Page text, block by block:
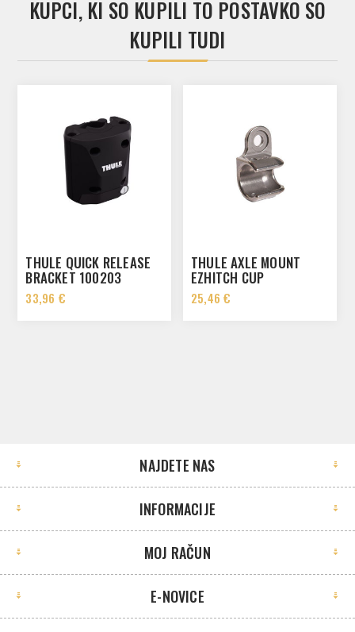
KUPCI, KI SO KUPILI TO POSTAVKO SO
KUPILI TUDI
THULE QUICK RELEASE
BRACKET 100203
33,96 €
THULE AXLE MOUNT
EZHITCH CUP
25,46 €
NAJDETE NAS
INFORMACIJE
MOJ RAČUN
E-NOVICE